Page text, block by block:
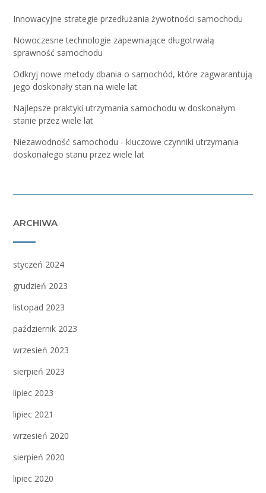
Innowacyjne strategie przedłużania żywotności samochodu
Nowoczesne technologie zapewniające długotrwałą
sprawność samochodu
Odkryj nowe metody dbania o samochód, które zagwarantują
jego doskonały stan na wiele lat
Najlepsze praktyki utrzymania samochodu w doskonałym
stanie przez wiele lat
Niezawodność samochodu - kluczowe czynniki utrzymania
doskonałego stanu przez wiele lat
ARCHIWA
styczeń 2024
grudzień 2023
listopad 2023
październik 2023
wrzesień 2023
sierpień 2023
lipiec 2023
lipiec 2021
wrzesień 2020
sierpień 2020
lipiec 2020